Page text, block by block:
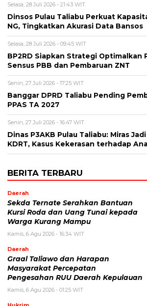
Selasa, 28 Juli 2026 - 21:43 WIT
Dinsos Pulau Taliabu Perkuat
NG, Tingkatkan Akurasi Data Bansos
Selasa, 28 Juli 2026 - 09:45 WIT
BP2RD Siapkan Strategi Optimalkan
Sensus PBB dan Pembaruan ZNT
Senin, 27 Juli 2026 - 17:25 WIT
Banggar DPRD Taliabu Pending
PPAS TA 2027
Senin, 27 Juli 2026 - 16:47 WIT
Dinas P3AKB Pulau Taliabu: Miras
KDRT, Kasus Kekerasan terhadap
BERITA TERBARU
Daerah
Sekda Ternate Serahkan Bantuan
Kursi Roda dan Uang Tunai kepada
Warga Kurang Mampu
Kamis, 6 Agu 2026 - 16:34 WIT
Daerah
Graal Taliawo dan Harapan
Masyarakat Percepatan
Pengesahan RUU Daerah Kepulauan
Kamis, 6 Agu 2026 - 01:25 WIT